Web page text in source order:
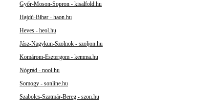
Győr-Moson-Sopron - kisalfold.hu
Hajdú-Bihar - haon.hu
Heves - heol.hu
Jász-Nagykun-Szolnok - szoljon.hu
Komárom-Esztergom - kemma.hu
Nógrád - nool.hu
Somogy - sonline.hu
Szabolcs-Szatmár-Bereg - szon.hu